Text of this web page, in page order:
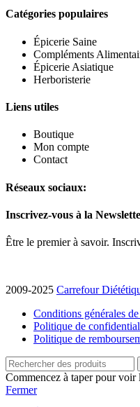
Catégories populaires
Épicerie Saine
Compléments
Épicerie Asiatique
Herboristerie
Liens utiles
Boutique
Mon compte
Contact
Réseaux sociaux:
Inscrivez-vous à la
Être le premier à savoir.
2009-2025 Carrefour
Conditions générales
Politique de
Politique de
Commencez à taper pour voir
Fermer